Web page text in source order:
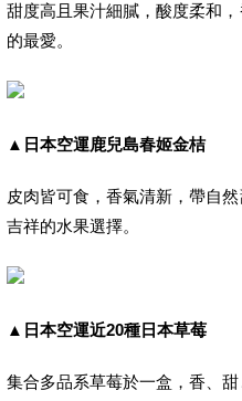
甜度高且果汁細膩，酸度柔和
的最愛。
▲ 日本空運鹿兒島春姬金桔
皮肉皆可食，香氣清新，帶自
吉祥的水果選擇。
▲ 日本空運近20種日本草莓
集合多品系草莓於一盒，香、